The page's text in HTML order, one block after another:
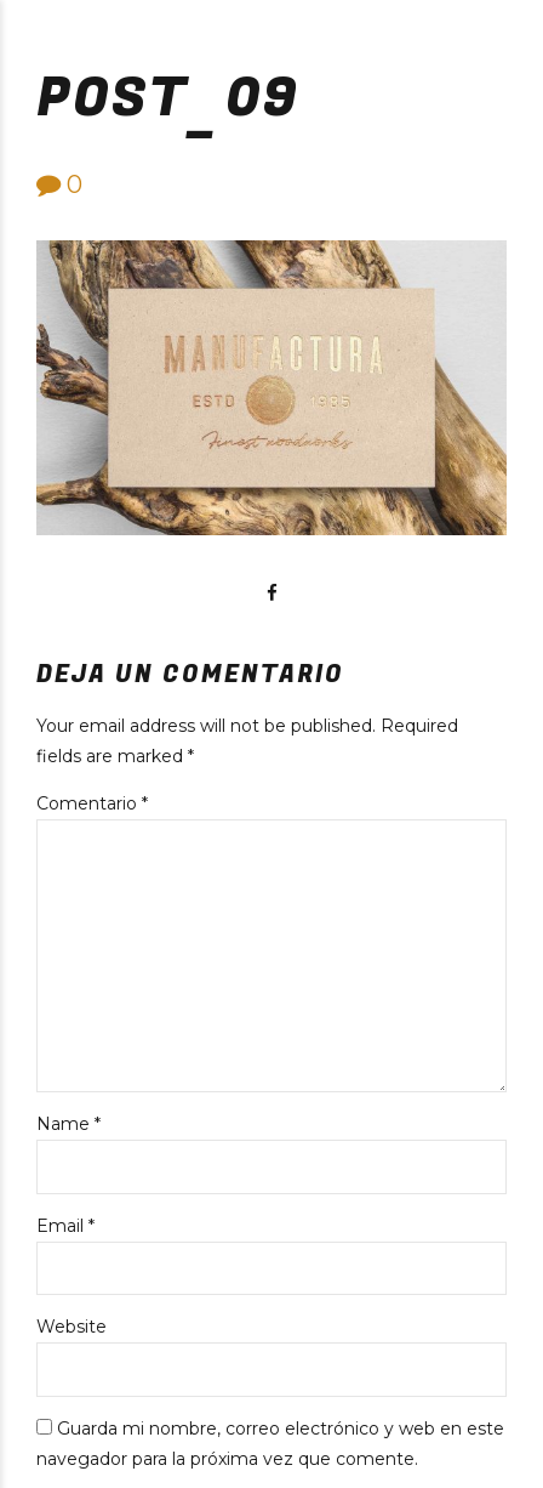
POST_09
0
DEJA UN COMENTARIO
Your email address will not be published. Required
fields are marked *
Comentario *
Name *
Email *
Website
Guarda mi nombre, correo electrónico y web en este
navegador para la próxima vez que comente.